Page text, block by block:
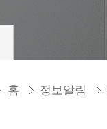
홈 정보알림